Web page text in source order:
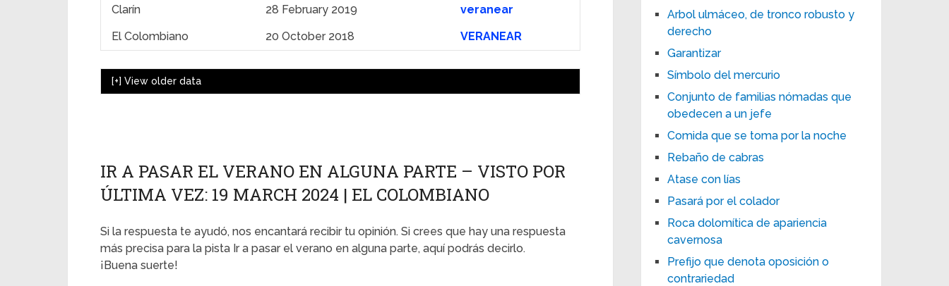
Clarín
28 February 2019
veranear
El Colombiano
20 October 2018 VERANEAR
[+] View older data
IR A PASAR EL VERANO EN ALGUNA PARTE – VISTO POR
ÚLTIMA VEZ: 19 MARCH 2024 | EL COLOMBIANO
Si la respuesta te ayudó, nos encantará recibir tu opinión. Si crees que hay una respuesta
más precisa para la pista Ir a pasar el verano en alguna parte, aquí podrás decirlo.
¡Buena suerte!
Arbol ulmáceo, de tronco robusto y
derecho
Garantizar
Símbolo del mercurio
Conjunto de familias nómadas que
obedecen a un jefe
Comida que se toma por la noche
Rebaño de cabras
Atase con lías
Pasará por el colador
Roca dolomítica de apariencia
cavernosa
Prefijo que denota oposición o
contrariedad